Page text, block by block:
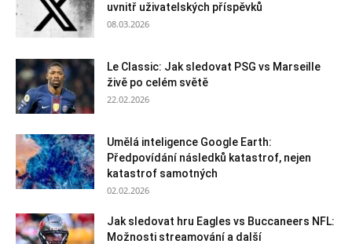
uvnitř uživatelských příspěvků
08.03.2026
Le Classic: Jak sledovat PSG vs Marseille
živě po celém světě
22.02.2026
Umělá inteligence Google Earth:
Předpovídání následků katastrof, nejen
katastrof samotných
02.02.2026
Jak sledovat hru Eagles vs Buccaneers NFL:
Možnosti streamování a další